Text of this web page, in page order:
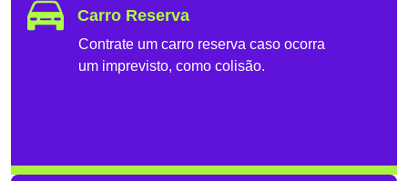
Carro Reserva
Contrate um carro reserva caso ocorra
um imprevisto, como colisão.